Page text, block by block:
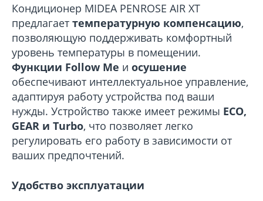
Кондиционер MIDEA PENROSE AIR XT
предлагает температурную компенсацию,
позволяющую поддерживать комфортный
уровень температуры в помещении.
Функции Follow Me и осушение
обеспечивают интеллектуальное управление,
адаптируя работу устройства под ваши
нужды. Устройство также имеет режимы ECO,
GEAR и Turbo, что позволяет легко
регулировать его работу в зависимости от
ваших предпочтений.
Удобство эксплуатации